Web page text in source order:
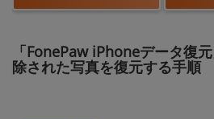
「FonePaw iPhoneデータ復
除された写真を復元する手順